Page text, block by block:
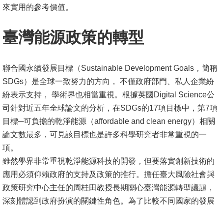
教
耕
法
及
文
件
心
輔
&
學
輔
捐
來實用的參考價值。
臺灣能源政策的轉型
聯合國永續發展目標（Sustainable Development Goals，簡稱
SDGs）是全球一致努力的方向， 不僅政府部門、私人企業紛
紛表示支持， 學術界也相當重視。根據英國Digital Science公
司針對近五年全球論文的分析，在SDGs的17項目標中，第7項
目標─可負擔的乾淨能源（affordable and clean energy）相關
論文數最多，可見該目標也是許多科學研究者非常重視的一
項。
雖然學界非常重視乾淨能源科技的開發，但要落實創新技術的
應用必須仰賴政府的支持及政策的推行。擔任臺大風險社會與
政策研究中心主任的周桂田教授長期關心臺灣能源轉型議題，
深刻體認到政府扮演的關鍵性角色。為了比較不同國家的發展